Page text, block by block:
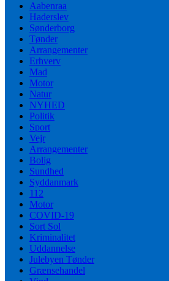
Aabenraa
Haderslev
Sønderborg
Tønder
Arrangementer
Erhverv
Mad
Motor
Natur
NYHED
Politik
Sport
Vejr
Arrangementer
Bolig
Sundhed
Syddanmark
112
Motor
COVID-19
Sort Sol
Kriminalitet
Uddannelse
Julebyen Tønder
Grænsehandel